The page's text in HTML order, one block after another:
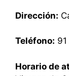
Dirección:
Teléfono:
Horario de